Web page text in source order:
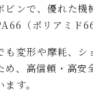
ビンで、優れた機
（ポリアミド
も変形や摩耗、シ
め、高信頼・高安
す。